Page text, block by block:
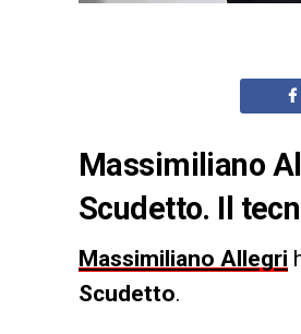
Massimiliano
Scudetto. Il
Massimiliano Allegri
Scudetto.